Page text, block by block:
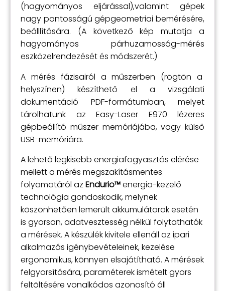
(hagyományos eljárással),valamint gépek
nagy pontosságú gépgeometriai bemérésére,
beálllítására. (A következő kép mutatja a
hagyományos párhuzamosság-mérés
eszközelrendezését és módszerét.)
A mérés fázisairól a műszerben (rögtön a
helyszínen) készíthető el a vizsgálati
dokumentáció PDF-formátumban, melyet
tárolhatunk az Easy-Laser E970 lézeres
gépbeállító műszer memóriájába, vagy külső
USB-memóriára.
A lehető legkisebb energiafogyasztás elérése
mellett a mérés megszakításmentes
folyamatáról az Endurio™energia-kezelő
technológia gondoskodik, melynek
köszönhetően lemerült akkumulátorok esetén
is gyorsan, adatvesztesség nélkül folytathatók
a mérések. A készülék kivitele ellenáll az ipari
alkalmazás igénybevételeinek, kezelése
ergonomikus, könnyen elsajátítható. A mérések
felgyorsítására, paraméterek ismételt gyors
feltöltésére vonalkódos azonosító áll